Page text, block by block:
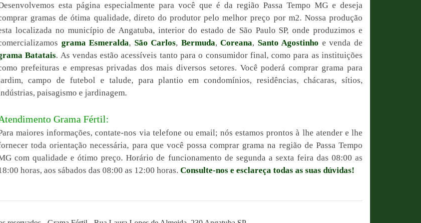
esta página especialmente para você que é da região Passa Tempo MG e deseja
gramas de ótima qualidade, direto do produtor pelo melhor preço por m2. Nossa produção
localizada no município de Angatuba, interior do estado de São Paulo SP, onde produzimos e
grama Esmeralda, São Carlos, Bermuda,Coreana, Santo Agostinho e venda de
Batatais. As vendas estão acessíveis tanto para o consumidor final, como para as instituições
prefeituras e empresas privadas dos mais diversos setores. Você poderá comprar grama para
campo de futebol e talude, para plantio em condomínios, residências, chácaras, sítios,
paisagismo e jardinagem.
Grama Fértil:
maiores informações, contate-nos via telefone ou email; nós estamos prontos à lhe atender e lhe
toda orientação necessária, para que você possa comprar grama na região de Passa Tempo
com qualidade e ótimo preço. Horário de funcionamento de segunda a sexta feira das 08:00 as
horas, aos sábados das 08:00 as 12:00 horas. Consulte-nos e esclareça todas as suas dúvidas!